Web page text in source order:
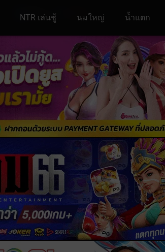
NTR เล่นชู้ นมใหญ่ น้ำแตก